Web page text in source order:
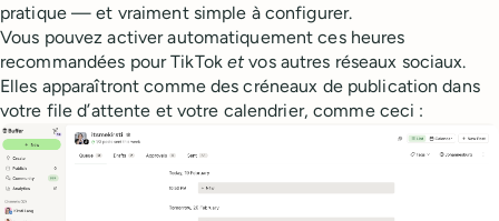
pratique — et vraiment simple à configurer.
Vous pouvez activer automatiquement ces heures
recommandées pour TikTok et vos autres réseaux sociaux.
Elles apparaîtront comme des créneaux de publication dans
votre file d’attente et votre calendrier, comme ceci :